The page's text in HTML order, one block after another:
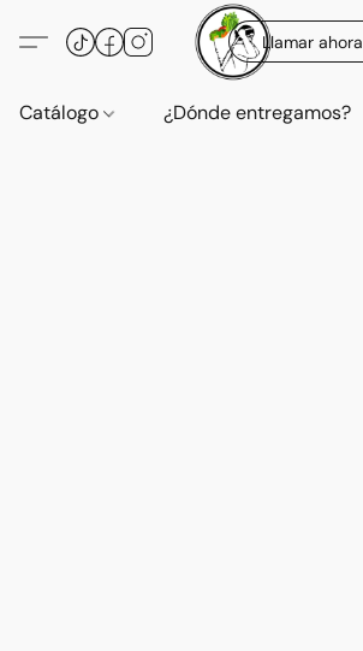
Llamar ahora
Catálogo ¿Dónde entregamos?